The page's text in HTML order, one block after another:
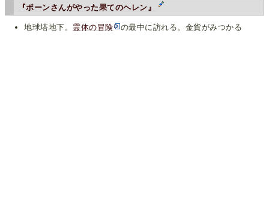
『ポーンさんがやった果てのヘレン』
地球塔地下。 霊体の冒険 の最中に訪れる。金貨がみつかる